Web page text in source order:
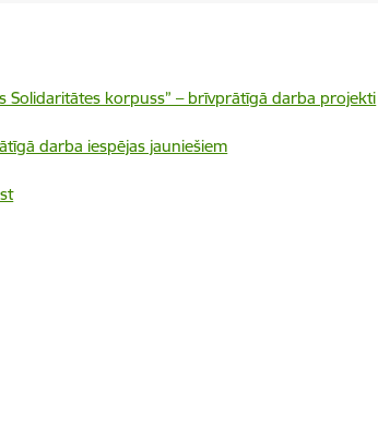
Solidaritātes korpuss” – brīvprātīgā darba projekti
darba iespējas jauniešiem